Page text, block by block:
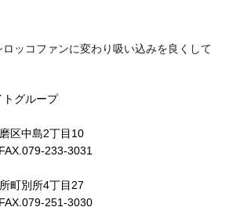
ッコファンに変わり吸い込みを良くして
トグループ
区中島2丁目10
233-3031
町別所4丁目27
251-3030